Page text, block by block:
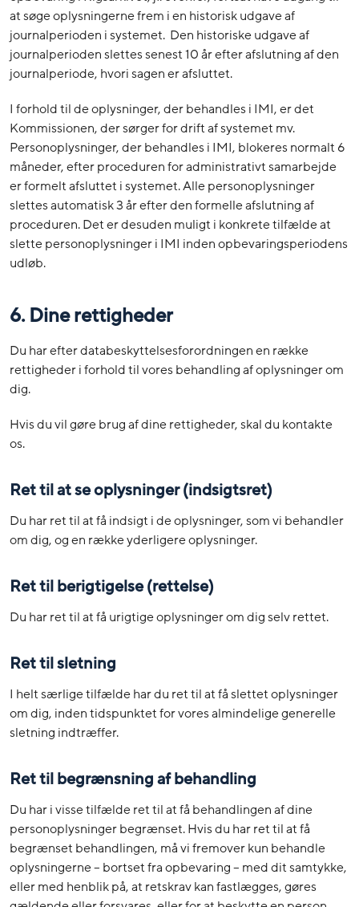
at søge oplysningerne frem i en historisk udgave af
journalperioden i systemet. Den historiske udgave af
journalperioden slettes senest 10 år efter afslutning af den
journalperiode, hvori sagen er afsluttet.
I forhold til de oplysninger, der behandles i IMI, er det
Kommissionen, der sørger for drift af systemet mv.
Personoplysninger, der behandles i IMI, blokeres normalt 6
måneder, efter proceduren for administrativt samarbejde
er formelt afsluttet i systemet. Alle personoplysninger
slettes automatisk 3 år efter den formelle afslutning af
proceduren. Det er desuden muligt i konkrete tilfælde at
slette personoplysninger i IMI inden opbevaringsperiodens
udløb.
6. Dine rettigheder
Du har efter databeskyttelsesforordningen en række
rettigheder i forhold til vores behandling af oplysninger om
dig.
Hvis du vil gøre brug af dine rettigheder, skal du kontakte
os.
Ret til at se oplysninger (indsigtsret)
Du har ret til at få indsigt i de oplysninger, som vi behandler
om dig, og en række yderligere oplysninger.
Ret til berigtigelse (rettelse)
Du har ret til at få urigtige oplysninger om dig selv rettet.
Ret til sletning
I helt særlige tilfælde har du ret til at få slettet oplysninger
om dig, inden tidspunktet for vores almindelige generelle
sletning indtræffer.
Ret til begrænsning af behandling
Du har i visse tilfælde ret til at få behandlingen af dine
personoplysninger begrænset. Hvis du har ret til at få
begrænset behandlingen, må vi fremover kun behandle
oplysningerne – bortset fra opbevaring – med dit samtykke,
eller med henblik på, at retskrav kan fastlægges, gøres